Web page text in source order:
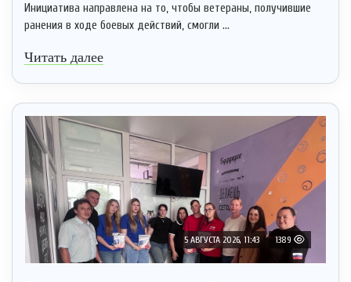
Инициатива направлена на то, чтобы ветераны, получившие
ранения в ходе боевых действий, смогли ...
Читать далее
5 АВГУСТА 2026, 11:43 1389